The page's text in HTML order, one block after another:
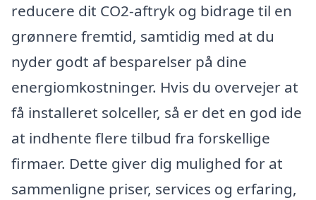
reducere dit CO2-aftryk og bidrage til en
grønnere fremtid, samtidig med at du
nyder godt af besparelser på dine
energiomkostninger. Hvis du overvejer at
få installeret solceller, så er det en god ide
at indhente flere tilbud fra forskellige
firmaer. Dette giver dig mulighed for at
sammenligne priser, services og erfaring,